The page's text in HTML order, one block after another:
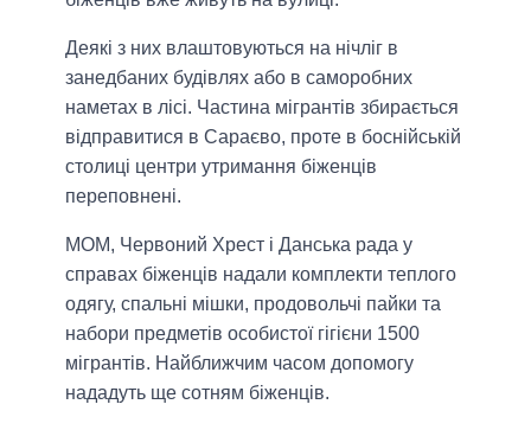
Деякі з них влаштовуються на нічліг в
занедбаних будівлях або в саморобних
наметах в лісі. Частина мігрантів збирається
відправитися в Сараєво, проте в боснійській
столиці центри утримання біженців
переповнені.
МОМ, Червоний Хрест і Данська рада у
справах біженців надали комплекти теплого
одягу, спальні мішки, продовольчі пайки та
набори предметів особистої гігієни 1500
мігрантів. Найближчим часом допомогу
нададуть ще сотням біженців.